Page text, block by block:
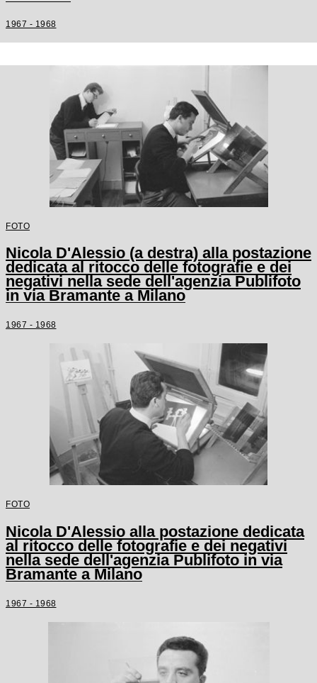
1967 - 1968
FOTO
Nicola D'Alessio (a destra) alla postazione
dedicata al ritocco delle fotografie e dei
negativi nella sede dell'agenzia Publifoto
in via Bramante a Milano
1967 - 1968
FOTO
Nicola D'Alessio alla postazione dedicata
al ritocco delle fotografie e dei negativi
nella sede dell'agenzia Publifoto in via
Bramante a Milano
1967 - 1968